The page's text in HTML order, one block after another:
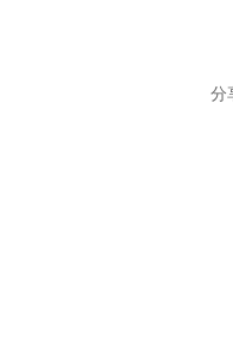
分